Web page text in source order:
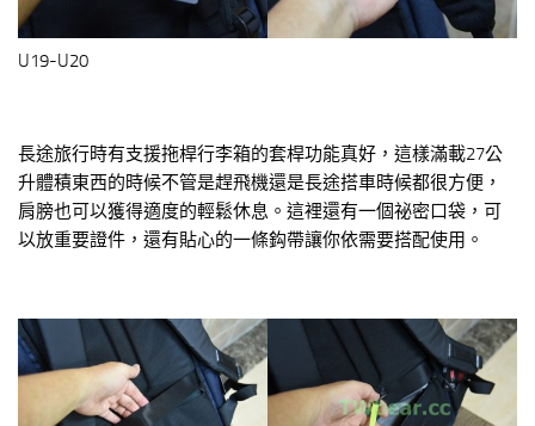
U19-U20
長途旅行時有支援拖桿行李箱的套桿功能真好，這樣滿載27公
升體積東西的時候不管是趕飛機還是長途搭車時候都很方便，
肩膀也可以獲得適度的輕鬆休息。這裡還有一個祕密口袋，可
以放重要證件，還有貼心的一條鈎帶讓你依需要搭配使用。